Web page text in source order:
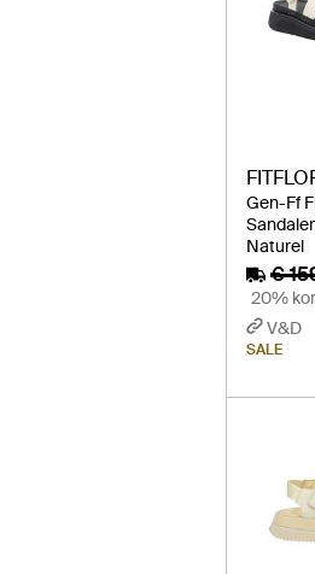
Gen-Ff
Naturel
€
20%
V&D
SALE